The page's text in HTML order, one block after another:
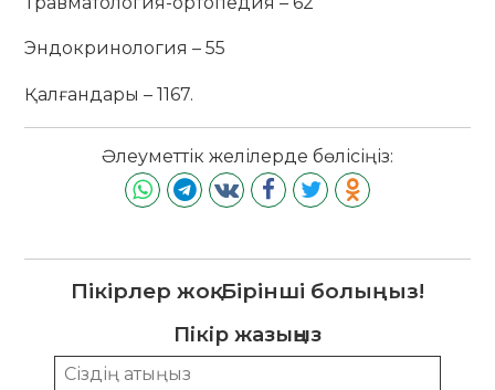
Эндокринология – 55
Қалғандары – 1167.
Әлеуметтік желілерде бөлісіңіз:
Пікірлер жоқ. Бірінші болыңыз!
Пікір жазыңыз